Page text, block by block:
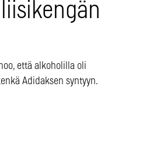
että alkoholilla oli
Adidaksen syntyyn.